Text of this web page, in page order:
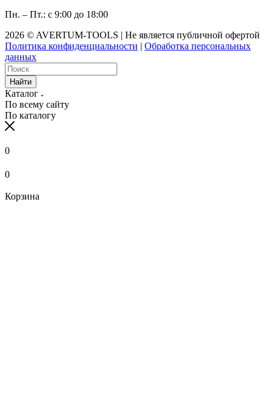
Пн. – Пт.: с 9:00 до 18:00
2026 © AVERTUM-TOOLS | Не является публичной офертой
Политика конфиденциальности | Обработка персональных
данных
Найти
Каталог
По всему сайту
По каталогу
0
0
Корзина